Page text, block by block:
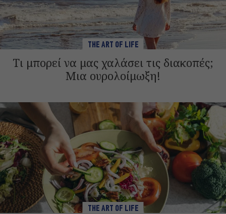
THE ART OF LIFE
Τι μπορεί να μας χαλάσει τις διακοπές;
Μια ουρολοίμωξη!
THE ART OF LIFE